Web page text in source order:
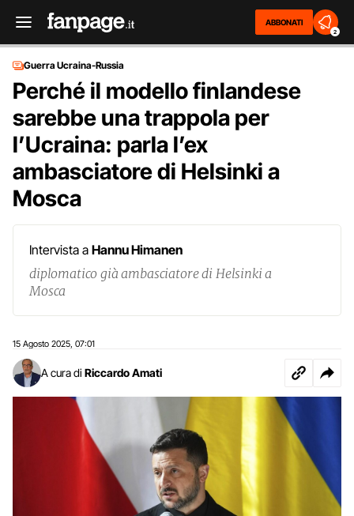
ABBONATI
2
Guerra Ucraina-Russia
Perché il modello finlandese
sarebbe una trappola per
l’Ucraina: parla l’ex
ambasciatore di Helsinki a
Mosca
Intervista a Hannu Himanen
diplomatico già ambasciatore di Helsinki a
Mosca
15 Agosto 2025 07:01
A cura di Riccardo Amati